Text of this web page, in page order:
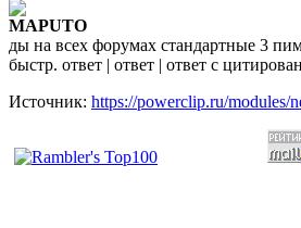
MAPUTO
ды на всех форумах стандартные 3
быстр. ответ | ответ | ответ с
Источник: https://powerclip.ru/modules/